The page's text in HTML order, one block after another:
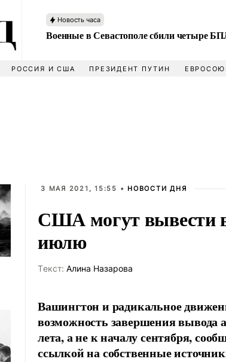
Новость часа
Военные в Севастополе сбили четыре
РОССИЯ И США ПРЕЗИДЕНТ ПУТИН
3 МАЯ 2021, 15:55 • НОВОСТИ ДНЯ
США могут вывести
июлю
Tекст: Алина Назарова
Вашингтон и радикальное
возможность завершения вывода
лета, а не к началу сентября,
ссылкой на собственные